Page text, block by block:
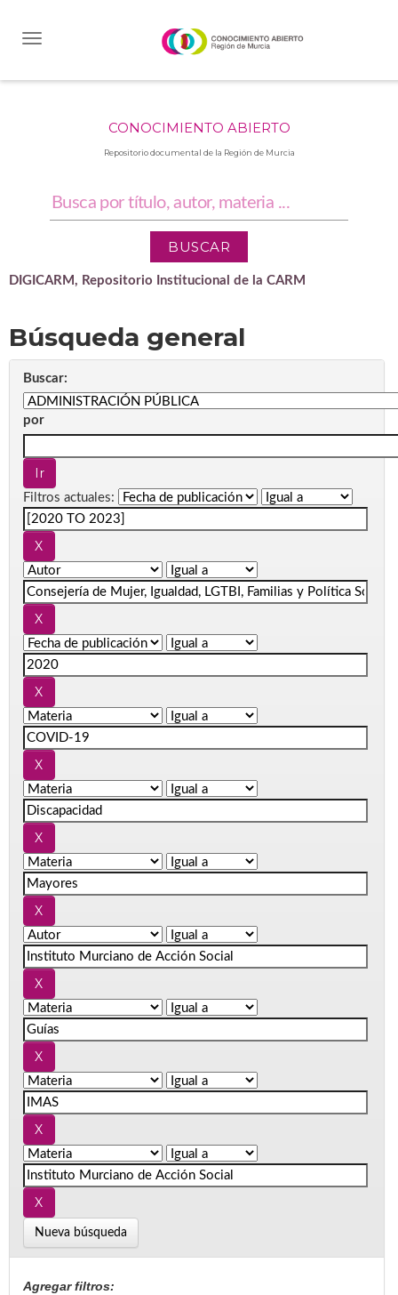
CONOCIMIENTO ABIERTO
Repositorio documental de la Región de Murcia
DIGICARM, Repositorio Institucional de la CARM
Búsqueda general
Buscar:
por
Filtros actuales:
Nueva búsqueda
Agregar filtros: